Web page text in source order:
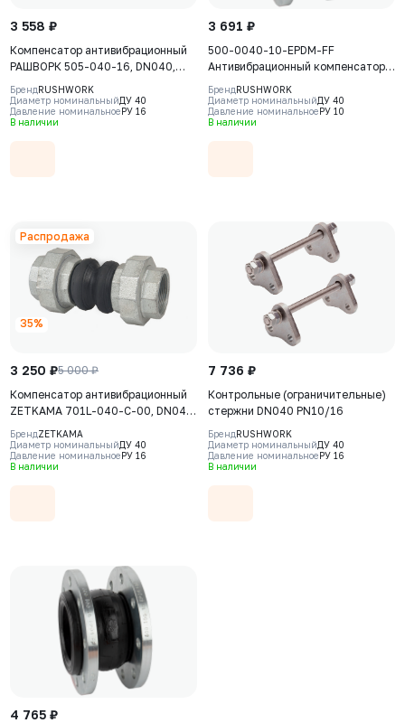
3 558 ₽
Компенсатор антивибрационный
РАШВОРК 505-040-16, DN040,
PN16, корпус - EPDM+Nylon,
резьбовое соединение - ковкий
чугун, ВР/ВР
БрендRUSHWORK
Диаметр номинальныйДУ 40
Давление номинальноеРУ 16
В наличии
3 691 ₽
500-0040-10-EPDM-FF
Антивибрационный компенсатор
фланцевый Rushwork, DN40 PN10,
Т макс 110С
БрендRUSHWORK
Диаметр номинальныйДУ 40
Давление номинальноеРУ 10
В наличии
Распродажа
3 250 ₽5 000 ₽
35%
Компенсатор антивибрационный
ZETKAMA 701L-040-C-00, DN040,
PN16, корпус - EPDM+Nylon,
резьбовое соединение - ковкий
чугун, ВР/ВР
БрендZETKAMA
Диаметр номинальныйДУ 40
Давление номинальноеРУ 16
В наличии
7 736 ₽
Контрольные (ограничительные)
стержни DN040 PN10/16
БрендRUSHWORK
Диаметр номинальныйДУ 40
Давление номинальноеРУ 16
В наличии
4 765 ₽